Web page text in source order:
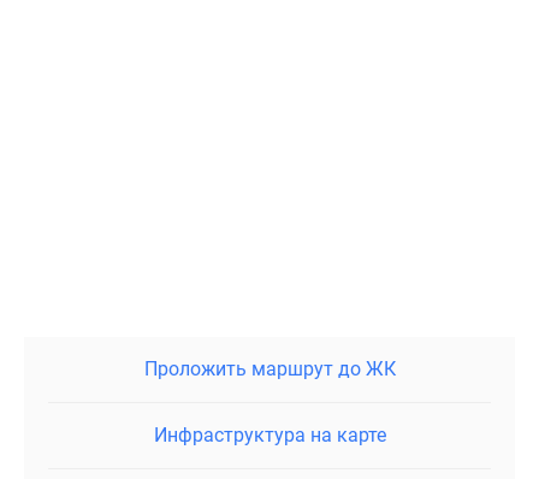
Проложить маршрут до ЖК
Инфраструктура на карте